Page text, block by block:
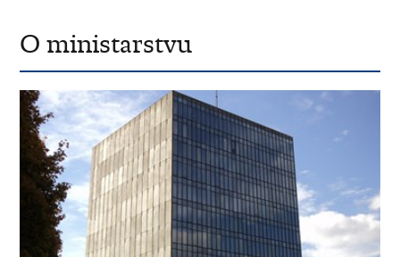
O ministarstvu